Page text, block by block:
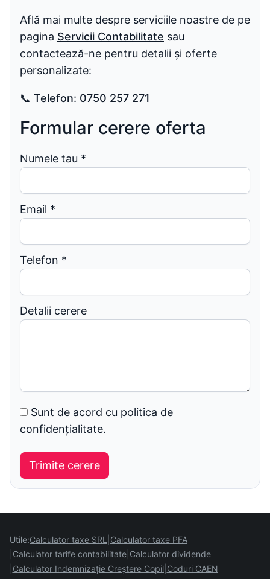
Află mai multe despre serviciile noastre de pe
pagina Servicii Contabilitate sau
contactează-ne pentru detalii și oferte
personalizate:
📞 Telefon: 0750 257 271
Formular cerere oferta
Numele tau *
Email *
Telefon *
Detalii cerere
Sunt de acord cu politica de
confidențialitate.
Utile:Calculator taxe SRL
Calculator taxe PFA
Calculator tarife contabilitate Calculator dividende
Calculator Indemnizație Creștere Copil Coduri CAEN